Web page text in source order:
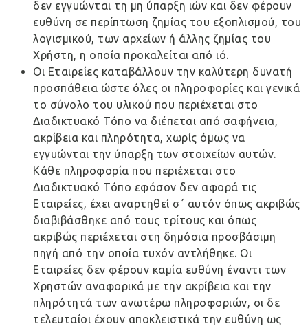
δεν εγγυώνται τη μη ύπαρξη ιών και δεν φέρουν
ευθύνη σε περίπτωση ζημίας του εξοπλισμού, του
λογισμικού, των αρχείων ή άλλης ζημίας του
Χρήστη, η οποία προκαλείται από ιό.
Οι Εταιρείες καταβάλλουν την καλύτερη δυνατή
προσπάθεια ώστε όλες οι πληροφορίες και γενικά
το σύνολο του υλικού που περιέχεται στο
Διαδικτυακό Τόπο να διέπεται από σαφήνεια,
ακρίβεια και πληρότητα, χωρίς όμως να
εγγυώνται την ύπαρξη των στοιχείων αυτών.
Κάθε πληροφορία που περιέχεται στο
Διαδικτυακό Τόπο εφόσον δεν αφορά τις
Εταιρείες, έχει αναρτηθεί σ΄ αυτόν όπως ακριβώς
διαβιβάσθηκε από τους τρίτους και όπως
ακριβώς περιέχεται στη δημόσια προσβάσιμη
πηγή από την οποία τυχόν αντλήθηκε. Οι
Εταιρείες δεν φέρουν καμία ευθύνη έναντι των
Χρηστών αναφορικά με την ακρίβεια και την
πληρότητά των ανωτέρω πληροφοριών, οι δε
τελευταίοι έχουν αποκλειστικά την ευθύνη ως